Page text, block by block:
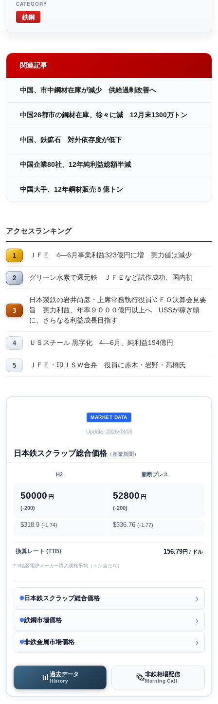
CATEGORY
鉄鋼
関連記事
中国、市中鋼材在庫が減少 供給過剰改善へ
中国26都市の鋼材在庫、徐々に減 12月末1300万トン
中国、鉄鉱石 対外依存度が低下
中国企業80社、12年純利益総額半減
中国大手、12年鋼材販売５億トン
アクセスランキング
ＪＦＥ 4―6月事業利益323億円に増 実力値は減少
グリーン水素で還元鉄 ＪＦＥなど試作成功、国内初
日本製鉄の岩井尚彦・上席常務執行役員ＣＦＯ決算会見要
旨 実力利益、年率９０００億円以上へ USSが稼ぎ頭
に、さらなる利益成長目指す
ＵＳスチール 黒字化 4―6月、純利益194億円
ＪＦＥ・印ＪＳＷ合弁 役員に赤木・岩野・髙橋氏
MARKET DATA
Update: 2026/08/06
日本鉄スクラップ総合価格（産業新聞）
H2 新断プレス
50000 円
(-200)
52800 円
(-200)
$318.9 (-1.74) $336.76 (-1.77)
換算レート (TTB) 156.79円 / ドル
* 3地区電炉メーカー購入価格平均（トン当たり）
日本鉄スクラップ総合価格
鉄鋼市場価格
非鉄金属市場価格
📊過去データ
History 🗞️非鉄相場配信
Morning Call